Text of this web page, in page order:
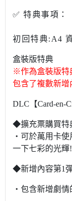
✅ 特典事項：
初回特典:A4
盒裝版特典
※作為盒裝版特
包含了複數新增
DLC【Card-en-
◆擴充票購買特
‧可於萬用卡使
一下七彩的光輝!
◆新增內容第1
‧包含新增劇情